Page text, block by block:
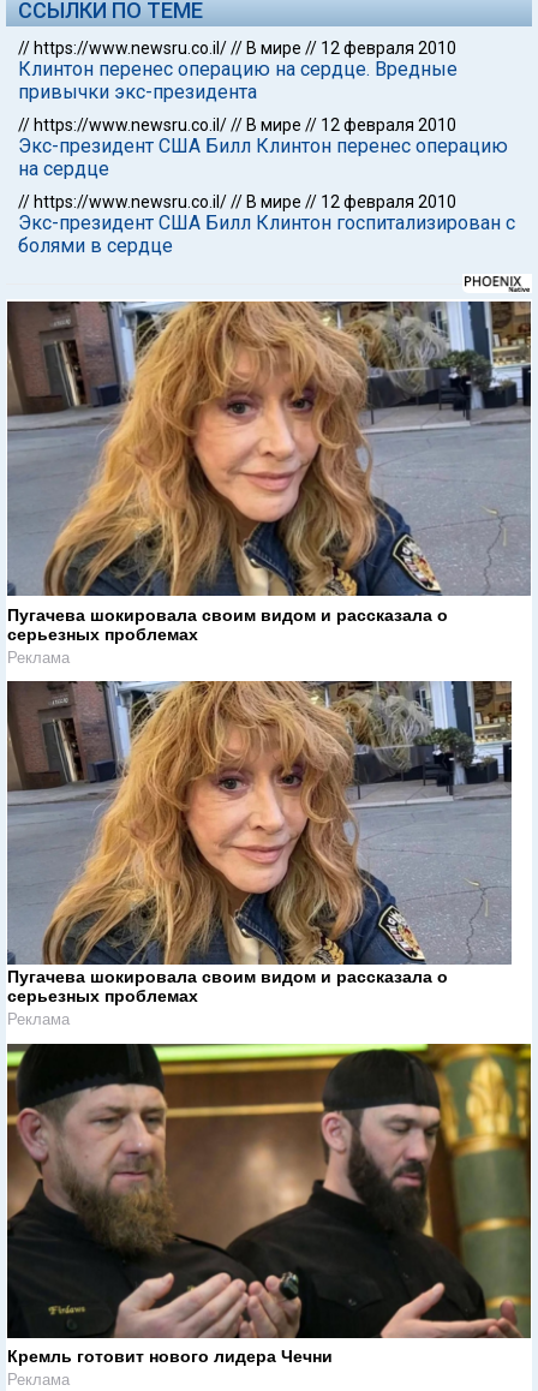
ССЫЛКИ ПО ТЕМЕ
// https://www.newsru.co.il/// В мире // 12 февраля 2010
Клинтон перенес операцию на сердце. Вредные
привычки экс-президента
// https://www.newsru.co.il/// В мире // 12 февраля 2010
Экс-президент США Билл Клинтон перенес операцию
на сердце
// https://www.newsru.co.il/// В мире // 12 февраля 2010
Экс-президент США Билл Клинтон госпитализирован с
болями в сердце
Пугачева шокировала своим видом и рассказала о
серьезных проблемах
Реклама
Пугачева шокировала своим видом и рассказала о
серьезных проблемах
Реклама
Кремль готовит нового лидера Чечни
Реклама